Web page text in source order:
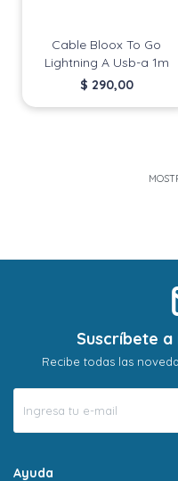
Cable Bloox To Go
Lightning A Usb-a 1m
$ 290,00
Suscríbete
Recibe todas las
Ayuda